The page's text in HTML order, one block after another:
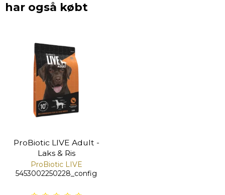
har også købt
ProBiotic LIVE Adult -
Laks & Ris
ProBiotic LIVE
5453002250228_config